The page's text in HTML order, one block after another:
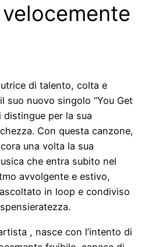
di talento, colta e
suo nuovo singolo “You Get
distingue per la sua
Con questa canzone,
una volta la sua
che entra subito nel
avvolgente e estivo,
in loop e condiviso
, nasce con l’intento di